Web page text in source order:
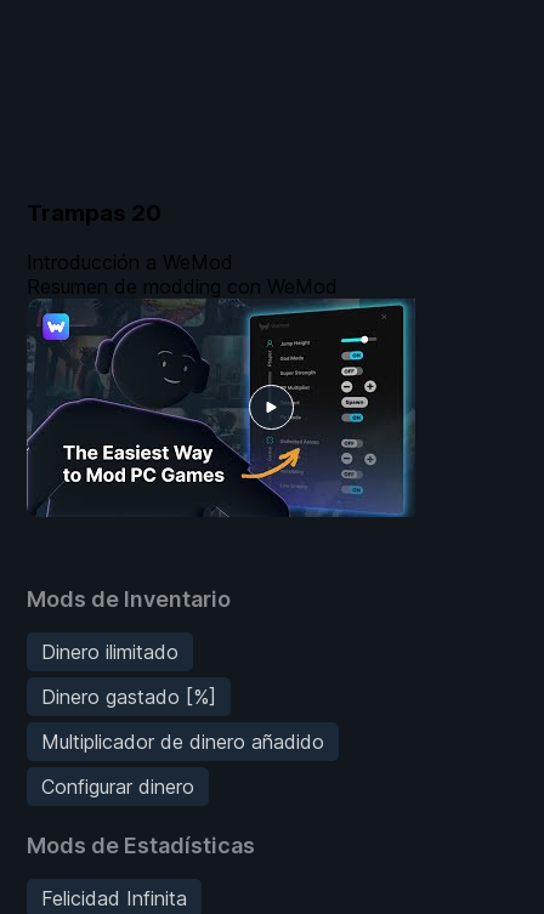
Trampas 20
Mods de Inventario
Dinero ilimitado
Dinero gastado [%]
Multiplicador de dinero añadido
Configurar dinero
Mods de Estadísticas
Felicidad Infinita
Introducción a WeMod
Resumen de modding con WeMod